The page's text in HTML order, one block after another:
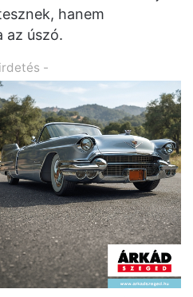
hanem
az úszó.
-